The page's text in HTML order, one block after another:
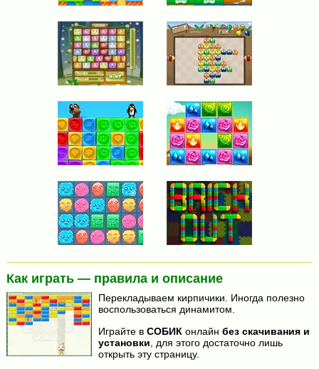
Как играть — правила и описание
Перекладываем кирпичики. Иногда полезно
воспользоваться динамитом.
Играйте в СОБИК онлайн без скачивания и
установки , для этого достаточно лишь
открыть эту страницу.